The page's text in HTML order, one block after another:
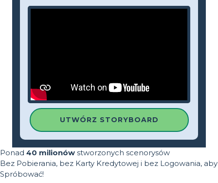
UTWÓRZ STORYBOARD
Ponad 40 milionów stworzonych scenorysów
Bez Pobierania, bez Karty Kredytowej i bez Logowania, aby
Spróbować!